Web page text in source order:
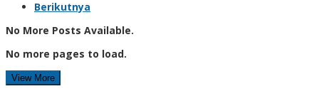
Berikutnya
No More Posts Available.
No more pages to load.
View More